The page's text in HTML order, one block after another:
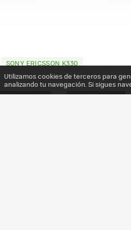
SONY ERICSSON K330
Utilizamos cookies de terceros para
analizando tu navegación. Si sigues